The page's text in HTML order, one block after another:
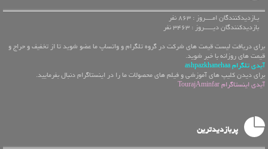
بـازدیدکنندگان امــــروز : 863 نفر
بازدیدکنندگان دیـــــروز : 3463 نفر
برای دریافت لیست قیمت های شرکت در گروه تلگرام و واتساپ ما عضو شوید تا از تخفیف و حراج و
قیمت های روزانه با خبر شوید.
آیدی تلگرام ashpazkhanehaa
برای دیدن کلیپ های آموزشی و فیلم های محصولات ما را در اینستاگرام دنبال بفرمایید.
آیدی اینستاگرام TourajAminfar
پربازدیدترین